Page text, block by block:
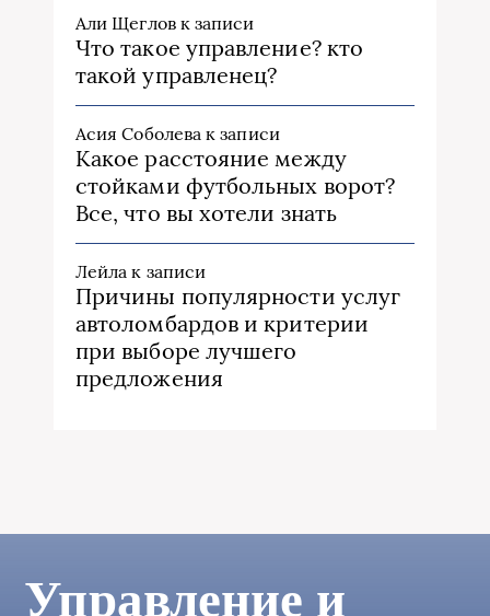
Али Щегловк записи
Что такое управление? кто
такой управленец?
Асия Соболева к записи
Какое расстояние между
стойками футбольных ворот?
Все, что вы хотели знать
Лейла к записи
Причины популярности услуг
автоломбардов и критерии
при выборе лучшего
предложения
Управление и